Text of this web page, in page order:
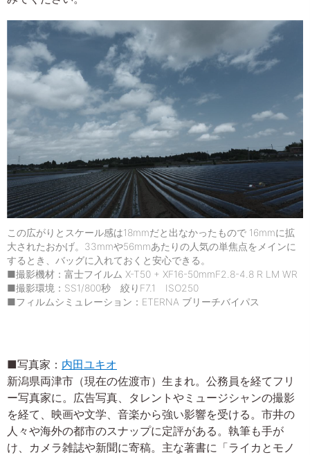
この広がりとスケール感は18mmだと出なかったもので 16mmに拡
大されたおかげ。33mmや56mmあたりの人気の単焦点をメインに
するとき、バッグに入れておくと安心できる。
■撮影機材：富士フイルム X-T50 + XF16-50mmF2.8-4.8 R LM WR
■撮影環境：SS1/800秒 絞りF7.1 ISO250
■フィルムシミュレーション：ETERNA ブリーチバイパス
■写真家： 内田ユキオ
新潟県両津市（現在の佐渡市）生まれ。公務員を経てフリ
ー写真家に。広告写真、タレントやミュージシャンの撮影
を経て、映画や文学、音楽から強い影響を受ける。市井の
人々や海外の都市のスナップに定評がある。執筆も手が
け、カメラ雑誌や新聞に寄稿。主な著書に「ライカとモノ